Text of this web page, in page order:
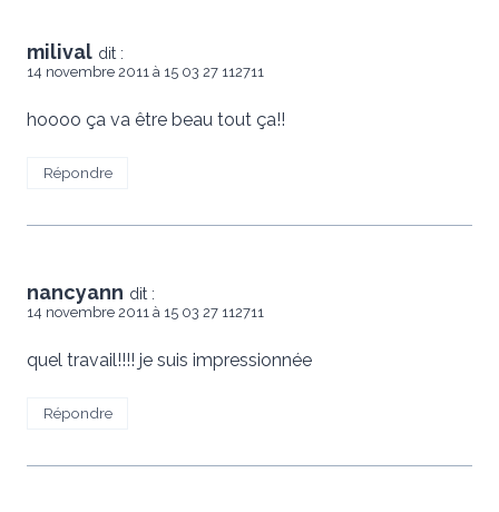
milival dit :
14 novembre 2011 à 15 03 27 112711
hoooo ça va être beau tout ça!!
Répondre
nancyann dit :
14 novembre 2011 à 15 03 27 112711
quel travail!!!! je suis impressionnée
Répondre